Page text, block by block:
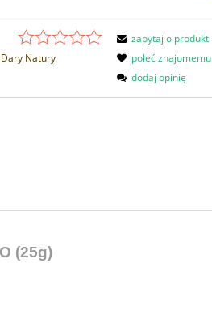
Dary Natury
zapytaj o produkt
poleć znajomemu
dodaj opinię
(25g)